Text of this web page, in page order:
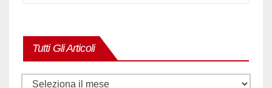
Tutti Gli Articoli
Tutti